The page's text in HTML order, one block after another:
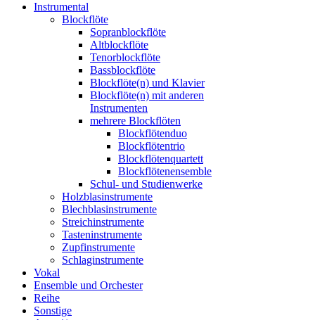
Instrumental
Blockflöte
Sopranblockflöte
Altblockflöte
Tenorblockflöte
Bassblockflöte
Blockflöte(n) und Klavier
Blockflöte(n) mit anderen
Instrumenten
mehrere Blockflöten
Blockflötenduo
Blockflötentrio
Blockflötenquartett
Blockflötenensemble
Schul- und Studienwerke
Holzblasinstrumente
Blechblasinstrumente
Streichinstrumente
Tasteninstrumente
Zupfinstrumente
Schlaginstrumente
Vokal
Ensemble und Orchester
Reihe
Sonstige